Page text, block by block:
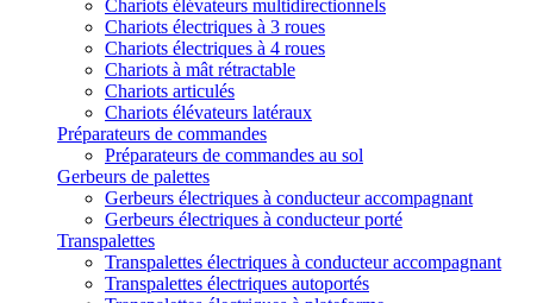
Chariots élévateurs multidirectionnels
Chariots électriques à 3 roues
Chariots électriques à 4 roues
Chariots à mât rétractable
Chariots articulés
Chariots élévateurs latéraux
Préparateurs de commandes
Préparateurs de commandes au sol
Gerbeurs de palettes
Gerbeurs électriques à conducteur accompagnant
Gerbeurs électriques à conducteur porté
Transpalettes
Transpalettes électriques à conducteur accompagnant
Transpalettes électriques autoportés